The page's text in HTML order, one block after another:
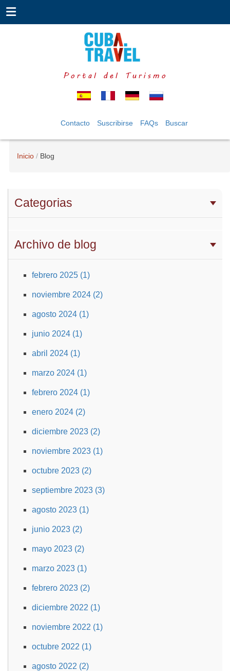
Portal del Turismo
Contacto Suscribirse FAQs Buscar
Inicio Blog
Categorias
Archivo de blog
febrero 2025 (1)
noviembre 2024 (2)
agosto 2024 (1)
junio 2024 (1)
abril 2024 (1)
marzo 2024 (1)
febrero 2024 (1)
enero 2024 (2)
diciembre 2023 (2)
noviembre 2023 (1)
octubre 2023 (2)
septiembre 2023 (3)
agosto 2023 (1)
junio 2023 (2)
mayo 2023 (2)
marzo 2023 (1)
febrero 2023 (2)
diciembre 2022 (1)
noviembre 2022 (1)
octubre 2022 (1)
agosto 2022 (2)